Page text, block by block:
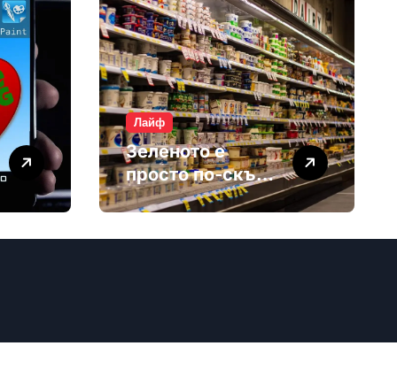
Лайф
Зеленото е
просто по-скъп
маркетинг